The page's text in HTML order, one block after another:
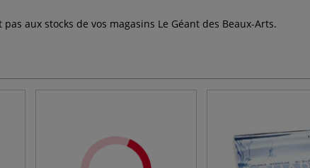
aux stocks de vos magasins Le Géant des Beaux-Arts.